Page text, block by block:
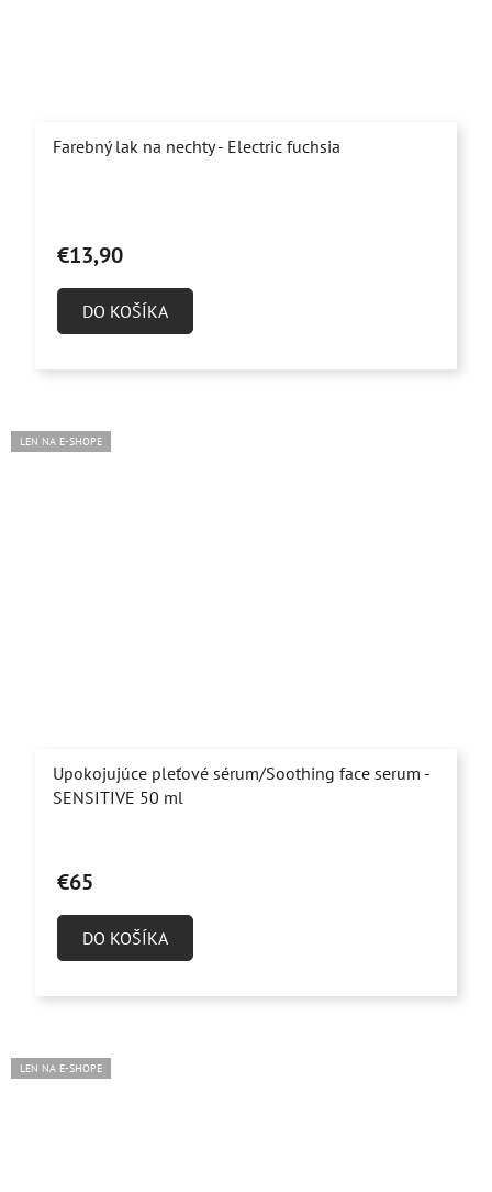
Farebný lak na nechty - Electric fuchsia
€13,90
DO KOŠÍKA
LEN NA E-SHOPE
Upokojujúce pleťové sérum/Soothing face serum -
SENSITIVE 50 ml
hodnotenie
5,0
€65
DO KOŠÍKA
LEN NA E-SHOPE